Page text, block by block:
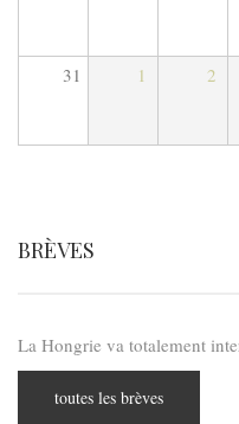
31 1 2
BRÈVES
La Hongrie va totalement
toutes les brèves